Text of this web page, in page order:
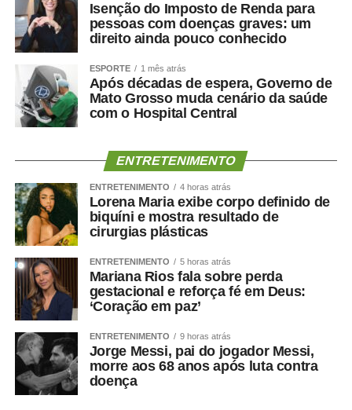
WhatsApp
Facebook
Twitter
Messenger
LinkedIn
Share
Isenção do Imposto de Renda para
pessoas com doenças graves: um
direito ainda pouco conhecido
ESPORTE 1 mês atrás
Após décadas de espera, Governo de
Mato Grosso muda cenário da saúde
com o Hospital Central
ENTRETENIMENTO
ENTRETENIMENTO 4 horas atrás
Lorena Maria exibe corpo definido de
biquíni e mostra resultado de
cirurgias plásticas
ENTRETENIMENTO 5 horas atrás
Mariana Rios fala sobre perda
gestacional e reforça fé em Deus:
‘Coração em paz’
ENTRETENIMENTO 9 horas atrás
Jorge Messi, pai do jogador Messi,
morre aos 68 anos após luta contra
doença